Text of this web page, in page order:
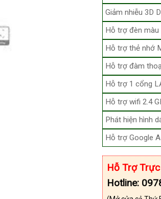
Giảm nhiễu 3D
Hỗ trợ đèn màu
Hỗ trợ thẻ nhớ
Hỗ trợ đàm
Hỗ trợ 1 cổng
Hỗ trợ wifi 2.4
Phát hiện hình
Hỗ trợ Google
Hỗ Trợ
Hotline: